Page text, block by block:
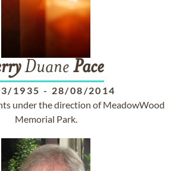
Duane Pace
1935 - 28/08/2014
under the direction of MeadowWood
Memorial Park.